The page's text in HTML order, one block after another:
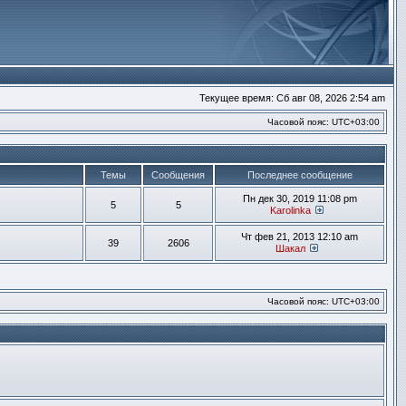
Текущее время: Сб авг 08, 2026 2:54 am
Часовой пояс: UTC+03:00
Темы Сообщения Последнее сообщение
5 5
Пн дек 30, 2019 11:08 pm
Karolinka
39 2606
Чт фев 21, 2013 12:10 am
Шакал
Часовой пояс: UTC+03:00